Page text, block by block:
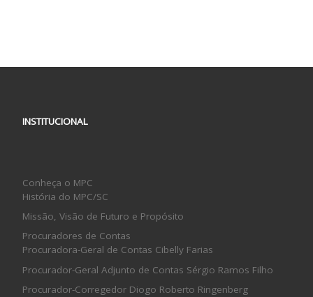
INSTITUCIONAL
Conheça o MPC
História do MPC/SC
Missão, Visão de Futuro e Propósito
Procuradores de Contas
Procuradora-Geral de Contas Cibelly Farias
Procurador-Geral Adjunto de Contas Sérgio Ramos Filho
Procurador-Corregedor Diogo Roberto Ringenberg